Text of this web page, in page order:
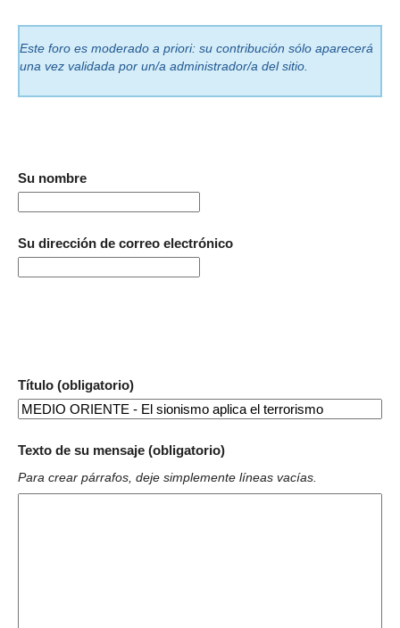
Este foro es moderado a priori: su contribución sólo aparecerá
una vez validada por un/a administrador/a del sitio.
Su nombre
Su dirección de correo electrónico
Título (obligatorio)
Texto de su mensaje (obligatorio)
Para crear párrafos, deje simplemente líneas vacías.